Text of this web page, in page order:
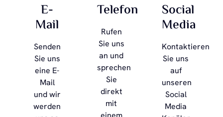
E-
Mail
Senden
Sie uns
eine E-
Mail
und wir
werden
Telefon
Rufen
Sie uns
an und
sprechen
Sie
direkt
mit
Social
Media
Kontaktieren
Sie uns
auf
unseren
Social
Media